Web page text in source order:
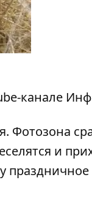
канале
Фотозона
и